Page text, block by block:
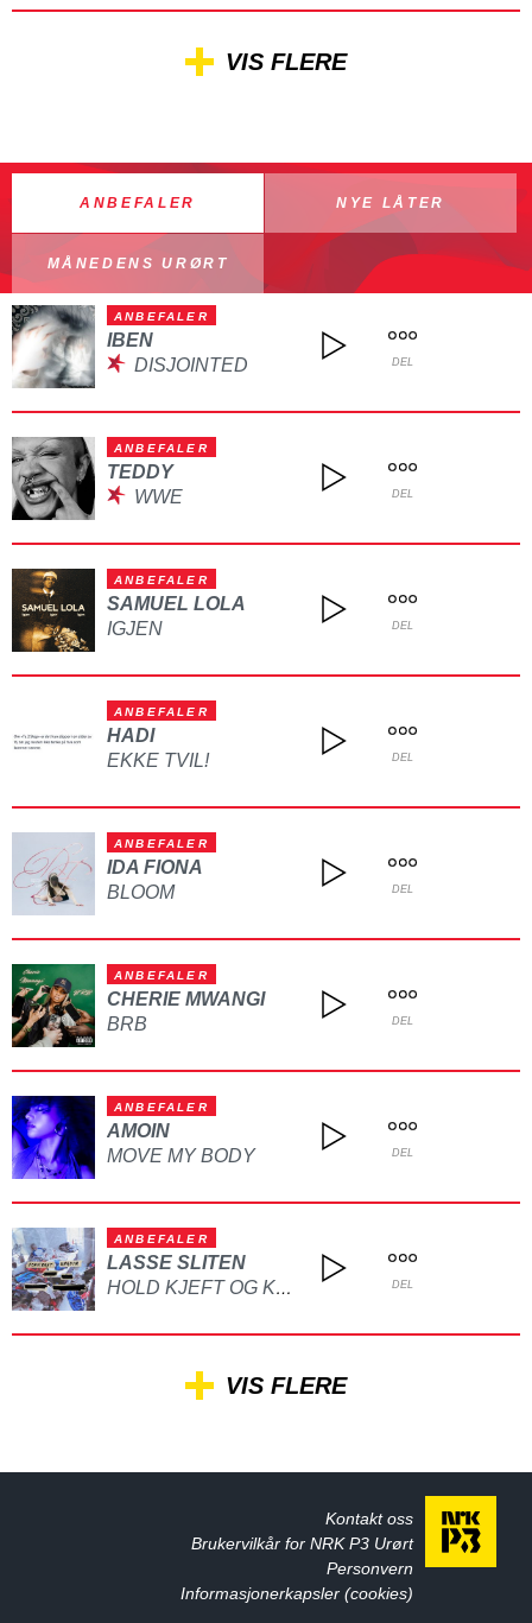
VIS FLERE
ANBEFALER NYE LÅTER
MÅNEDENS URØRT
ANBEFALER
IBEN
DISJOINTED
DEL
ANBEFALER
TEDDY
WWE
DEL
ANBEFALER
SAMUEL LOLA
IGJEN
DEL
ANBEFALER
HADI
EKKE TVIL!
DEL
ANBEFALER
IDA FIONA
BLOOM
DEL
ANBEFALER
CHERIE MWANGI
BRB
DEL
ANBEFALER
AMOIN
MOVE MY BODY
DEL
ANBEFALER
LASSE SLITEN
HOLD KJEFT OG KYSS MEG DEL
VIS FLERE
Kontakt oss
Brukervilkår for NRK P3 Urørt
Personvern
Informasjonerkapsler (cookies)